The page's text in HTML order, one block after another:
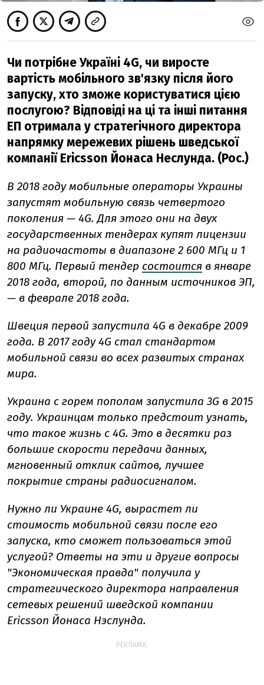
Чи потрібне Україні 4G, чи виросте
вартість мобільного зв'язку після його
запуску, хто зможе користуватися цією
послугою? Відповіді на ці та інші питання
ЕП отримала у стратегічного директора
напрямку мережевих рішень шведської
компанії Ericsson Йонаса Неслунда. (Рос.)
В 2018 году мобильные операторы Украины
запустят мобильную связь четвертого
поколения — 4G. Для этого они на двух
государственных тендерах купят лицензии
на радиочастоты в диапазоне 2 600 МГц и 1
800 МГц. Первый тендер состоится в январе
2018 года, второй, по данным источников ЭП,
— в феврале 2018 года.
Швеция первой запустила 4G в декабре 2009
года. В 2017 году 4G стал стандартом
мобильной связи во всех развитых странах
мира.
Украина с горем пополам запустила 3G в 2015
году. Украинцам только предстоит узнать,
что такое жизнь с 4G. Это в десятки раз
большие скорости передачи данных,
мгновенный отклик сайтов, лучшее
покрытие страны радиосигналом.
Нужно ли Украине 4G, вырастет ли
стоимость мобильной связи после его
запуска, кто сможет пользоваться этой
услугой? Ответы на эти и другие вопросы
"Экономическая правда" получила у
стратегического директора направления
сетевых решений шведской компании
Ericsson Йонаса Нэслунда.
РЕКЛАМА: